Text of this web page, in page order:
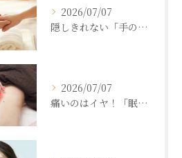
2026/07/07
隠しきれない「手の老化」を根本ケア！ふっくら若々しい手肌を取り戻す本格ハンドエステ
2026/07/07
痛いのはイヤ！「眠れるほど気持ちいいのに結果が出る」痩身エステの秘密